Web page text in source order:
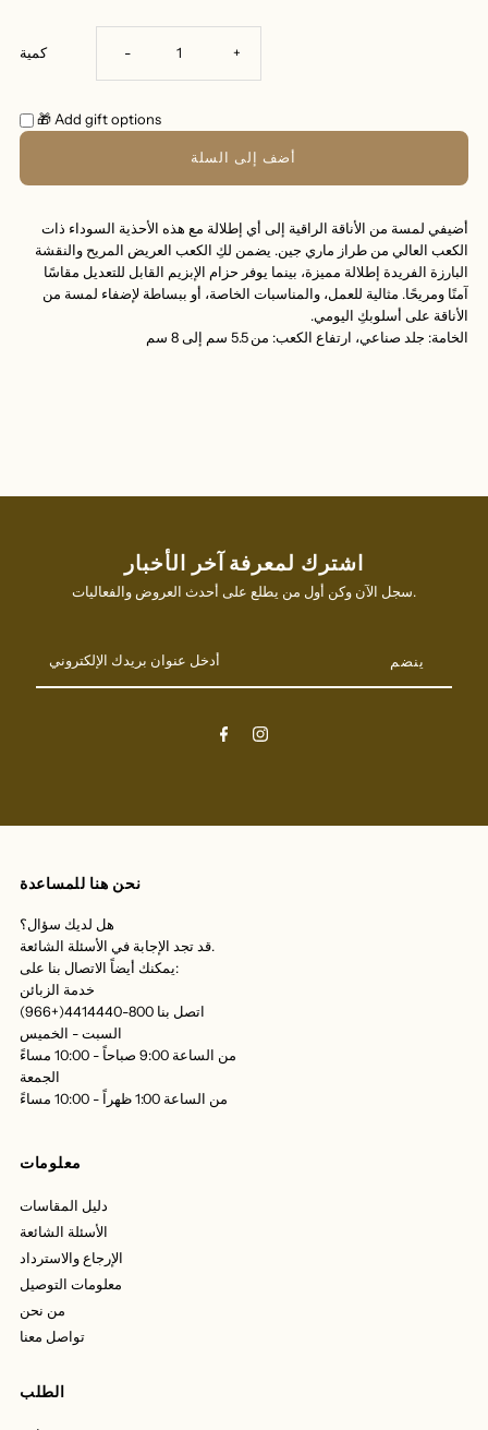
كمية تقليل
-
- زيادة
لـ
-
+
🎁 Add gift options
أضيفي لمسة من الأناقة الراقية إلى أي إطلالة مع هذه الأحذية السوداء ذات
الكعب العالي من طراز ماري جين. يضمن لكِ الكعب العريض المريح والنقشة
البارزة الفريدة إطلالة مميزة، بينما يوفر حزام الإبزيم القابل للتعديل مقاسًا
آمنًا ومريحًا. مثالية للعمل، والمناسبات الخاصة، أو ببساطة لإضفاء لمسة من
الأناقة على أسلوبكِ اليومي.
الخامة: جلد صناعي، ارتفاع الكعب: من 5.5 سم إلى 8 سم
اشترك لمعرفة آخر الأخبار
سجل الآن وكن أول من يطلع على أحدث العروض والفعاليات.
عنوان
بريدك
نحن هنا للمساعدة
هل لديك سؤال؟
قد تجد الإجابة في الأسئلة الشائعة.
يمكنك أيضاً الاتصال بنا على:
خدمة الزبائن
اتصل بنا 800-4414440(+966)
السبت - الخميس
من الساعة 9:00 صباحاً - 10:00 مساءً
الجمعة
من الساعة 1:00 ظهراً - 10:00 مساءً
معلومات
دليل المقاسات
الأسئلة الشائعة
الإرجاع والاسترداد
معلومات التوصيل
من نحن
تواصل معنا
الطلب